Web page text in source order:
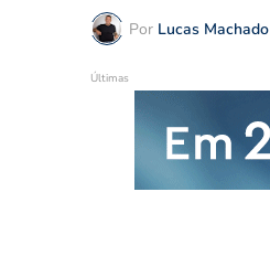
Por Lucas Machado
Últimas